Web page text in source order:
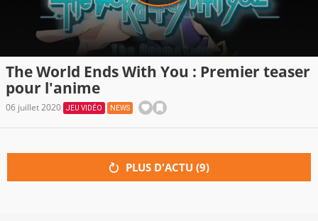
The World Ends With You : Premier teaser
pour l'anime
06 juillet 2020 JEU VIDÉO NEWS
PLUS D'ACTU (9)